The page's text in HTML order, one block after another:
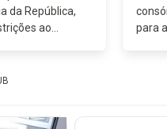
da República,
ao
e de fé...
para